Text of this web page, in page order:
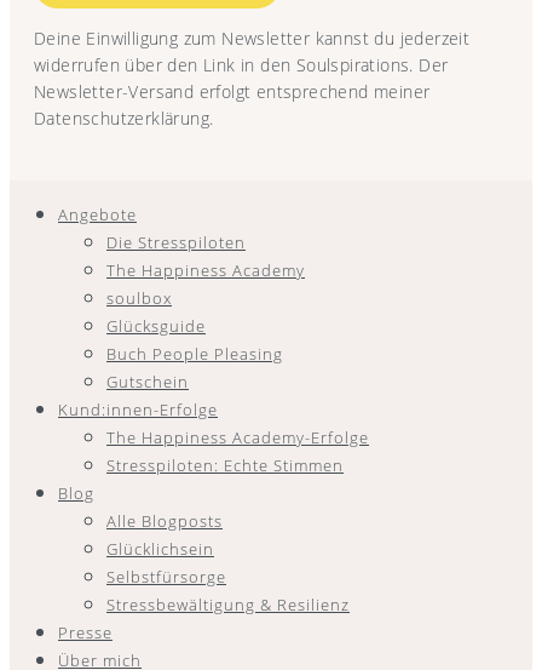
Deine Einwilligung zum Newsletter kannst du jederzeit
widerrufen über den Link in den Soulspirations. Der
Newsletter-Versand erfolgt entsprechend meiner
Datenschutzerklärung.
Angebote
Die Stresspiloten
The Happiness Academy
soulbox
Glücksguide
Buch People Pleasing
Gutschein
Kund:innen-Erfolge
The Happiness Academy-Erfolge
Stresspiloten: Echte Stimmen
Blog
Alle Blogposts
Glücklichsein
Selbstfürsorge
Stressbewältigung & Resilienz
Presse
Über mich